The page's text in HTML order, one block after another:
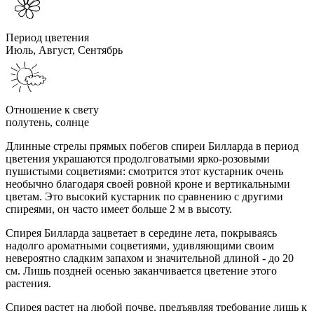
Период цветения
Июль, Август, Сентябрь
Отношение к свету
полутень, солнце
Длинные стрелы прямых побегов спиреи Билларда в период
цветения украшаются продолговатыми ярко-розовыми
пушистыми соцветиями: смотрится этот кустарник очень
необычно благодаря своей ровной кроне и вертикальными
цветам. Это высокий кустарник по сравнению с другими
спиреями, он часто имеет больше 2 м в высоту.
Спирея Билларда зацветает в середине лета, покрываясь
надолго ароматными соцветиями, удивляющими своим
невероятно сладким запахом и значительной длиной - до 20
см. Лишь поздней осенью заканчивается цветение этого
растения.
Спирея растет на любой почве, предъявляя требование лишь к